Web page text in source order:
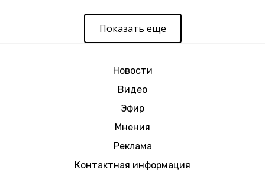
Показать еще
Новости
Видео
Эфир
Мнения
Реклама
Контактная информация